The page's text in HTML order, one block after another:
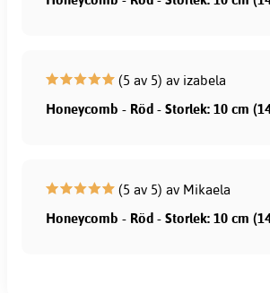
(5 av 5) av izabela
Honeycomb - Röd - Storlek: 10 cm
(5 av 5) av Mikaela
Honeycomb - Röd - Storlek: 10 cm